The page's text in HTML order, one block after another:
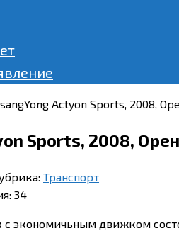
Actyon Sports, 2008,
Sports, 2008,
Транспорт
34
экономичьным движком